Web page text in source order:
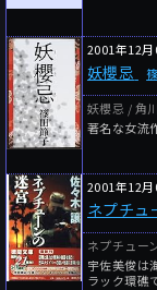
2001年12月
妖櫻忌
妖櫻忌 / 角
著名な女流
2001年12月
ネプチュ
ネプチュー
宇佐美俊は
ラック環礁